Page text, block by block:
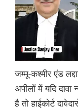
जम्मू-कश्मीर एंड
अपीलों में यदि दावा
है तो हाईकोर्ट